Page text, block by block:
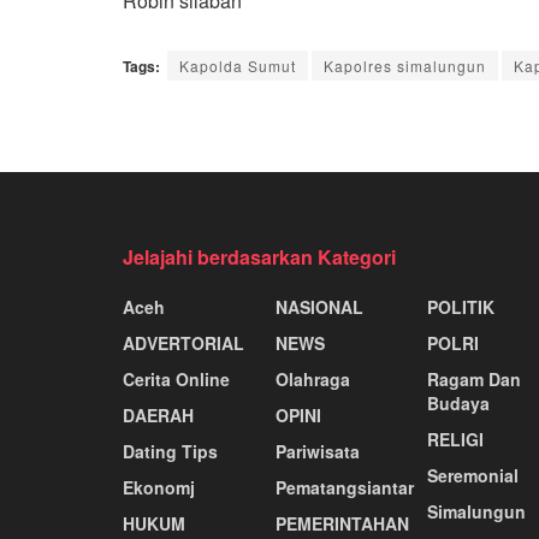
Tags: Kapolda Sumut Kapolres simalungun
Jelajahi berdasarkan Kategori
Aceh
ADVERTORIAL
Cerita Online
DAERAH
Dating Tips
Ekonomj
HUKUM
NASIONAL
NEWS
Olahraga
OPINI
Pariwisata
Pematangsiantar
PEMERINTAHAN
POLITIK
POLRI
Ragam Dan
Budaya
RELIGI
Seremonial
Simalungun